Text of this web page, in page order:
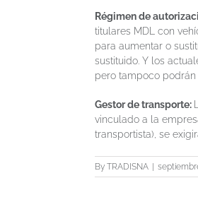
Régimen de
titulares MDL con
para aumentar o
sustituido. Y los
pero tampoco podrán
Gestor de transporte:
vinculado a la
transportista), se
ByTRADISNA |